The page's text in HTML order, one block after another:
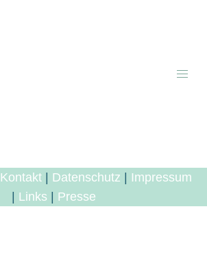
Kontakt| Datenschutz
Impressum
Links Presse